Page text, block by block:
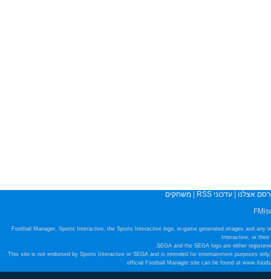
אצלנו |עדכוני RSS |משחקים
Football Manager, Sports Interactive, the Sports Interactive logo, in-game generated images and
Interactive, or
SEGA and the SEGA logo are either
This site is not endorsed by Sports Interactive or SEGA and is intended for entertainment purposes
official Football Manager site can be found at